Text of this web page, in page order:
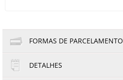
FORMAS DE PARCELAMENTO
1x de R$29,29
DETALHES